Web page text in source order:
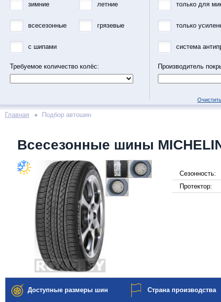
зимние
летние
всесезонные грязевые
с шипами
Требуемое количество колёс:
только для
только
система
Производитель
Главная Подбор автошин
Всесезонные шины
Сезонность:
Протектор:
Доступные размеры шин Страна производства